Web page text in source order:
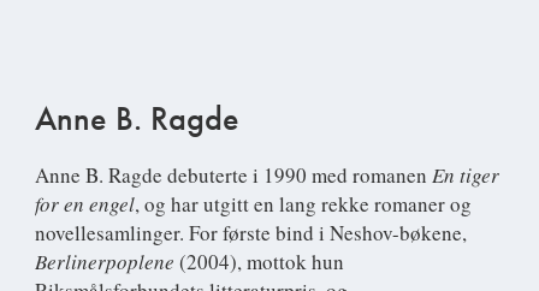
Anne B. Ragde
Anne B. Ragde debuterte i 1990 med romanen En tiger
for en engel, og har utgitt en lang rekke romaner og
novellesamlinger. For første bind i Neshov-bøkene,
Berlinerpoplene (2004), mottok hun